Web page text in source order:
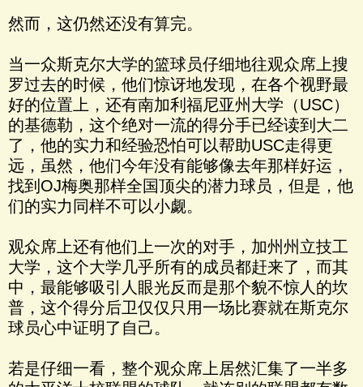
然而，这仍然还没有算完。
当一众斯克尔大学的篮球员仔细地往观众席上搜
罗过去的时候，他们惊讶地发现，在各个视野最
好的位置上，还有南加利福尼亚州大学（USC）
的基德勒，这个绝对一流的得分手已经读到大二
了，他的实力和经验恐怕可以帮助USC走得更
远，虽然，他们今年没有能够像去年那样好运，
找到OJ梅奥那样全国顶尖的潜力球员，但是，他
们的实力同样不可以小觑。
观众席上还有他们上一次的对手，加州州立技工
大学，这个大学几乎所有的成员都赶来了，而其
中，最能够吸引人眼光反而是那个貌不惊人的坎
普，这个得分后卫仅仅只用一场比赛就在斯克尔
球员心中证明了自己。
若是仔细一看，整个观众席上居然汇集了一半多